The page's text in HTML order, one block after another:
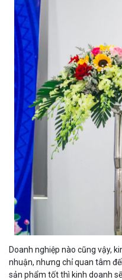
Doanh nghiệp nào cũng vậy,
nhuận, nhưng chỉ quan tâm
sản phẩm tốt thì kinh doanh